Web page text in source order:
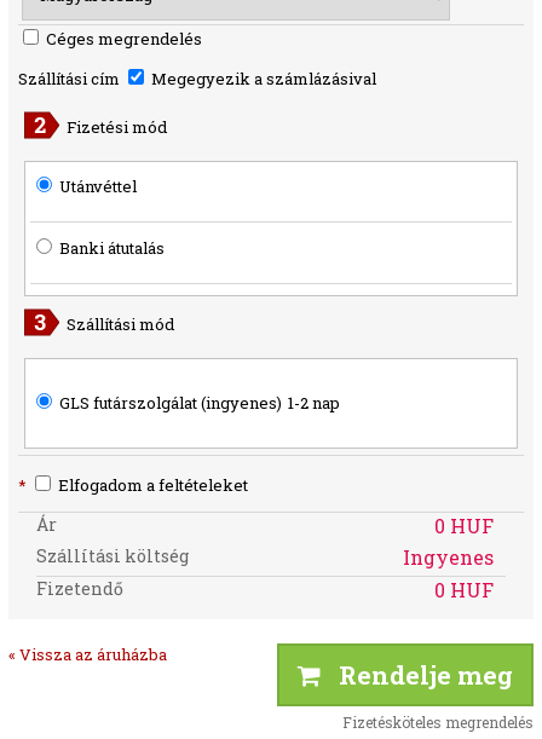
Céges megrendelés
Szállítási cím
Megegyezik a számlázásival
Fizetési mód
Utánvéttel
Banki átutalás
Szállítási mód
GLS futárszolgálat (ingyenes) 1-2 nap
* Elfogadom a feltételeket
Ár 0 HUF
Szállítási költség Ingyenes
Fizetendő 0 HUF
« Vissza az áruházba
Rendelje meg
Fizetésköteles megrendelés